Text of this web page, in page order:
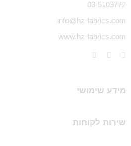
03-5103772
info@hz-fabrics.com
www.hz-fabrics.com
מידע שימושי
שירות לקוחות